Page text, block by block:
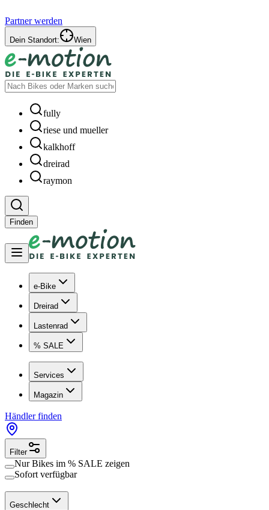
Partner werden
Dein Standort: Wien
fully
riese und mueller
kalkhoff
dreirad
raymon
Finden
e-Bike
Dreirad
Lastenrad
% SALE
Services
Magazin
Händler finden
Filter
Nur Bikes im % SALE zeigen
Sofort verfügbar
Geschlecht